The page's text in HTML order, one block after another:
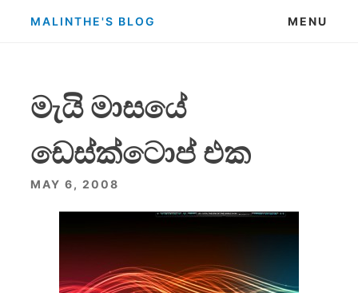
MALINTHE'S BLOG MENU
මැයි මාසයේ
ඩෙස්ක්ටොප් එක
MAY 6, 2008